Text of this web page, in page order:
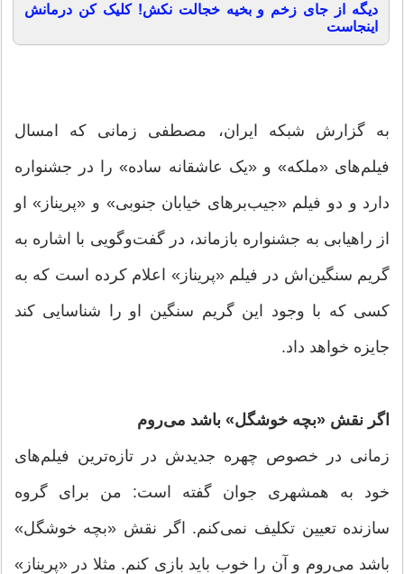
دیگه از جای زخم و بخیه خجالت نکش! کلیک کن درمانش
اینجاست
به گزارش شبکه ایران، مصطفی زمانی که امسال
فیلم‌های «ملکه» و «یک عاشقانه ساده» را در جشنواره
دارد و دو فیلم «جیب‌برهای خیابان جنوبی» و «پریناز» او
از راهیابی به جشنواره بازماند، در گفت‌وگویی با اشاره به
گریم سنگین‌اش در فیلم «پریناز» اعلام کرده است که به
کسی که با وجود این گریم سنگین او را شناسایی کند
جایزه خواهد داد.
اگر نقش «بچه خوشگل» باشد می‌روم
زمانی در خصوص چهره جدیدش در تازه‌ترین فیلم‌های
خود به همشهری جوان گفته است: من برای گروه
سازنده تعیین تکلیف نمی‌کنم. اگر نقش «بچه خوشگل»
باشد می‌روم و آن را خوب باید بازی کنم. مثلا در «پریناز»